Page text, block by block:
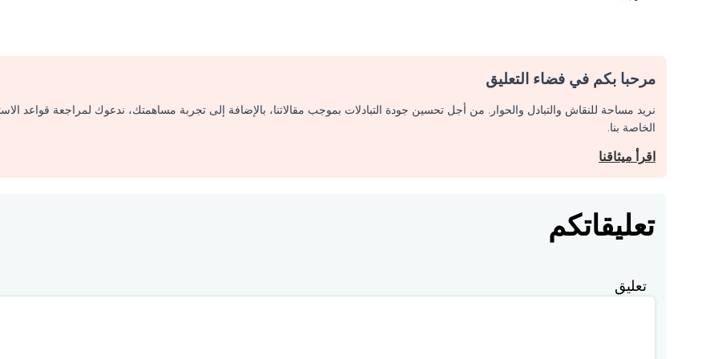
مرحبا بكم في فضاء التعليق
نريد مساحة للنقاش والتبادل والحوار. من أجل تحسين جودة التبادلات بموجب مقالاتنا، بالإضافة إلى تجربة مساهمتك، ندعوك لمراجعة قواعد
الخاصة بنا.
اقرأ ميثاقنا
تعليقاتكم
تعليق